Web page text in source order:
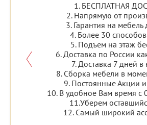
1. БЕСПЛАТНАЯ
2. Напрямую от
3. Гарантия на мебель
4. Более 30
5. Подъем на этаж
6. Доставка по России
7. Доставка 7 дней
8. Сборка мебели в
9. Постоянные Акции
10. В удобное Вам время с
11.Уберем
12. Самый широкий